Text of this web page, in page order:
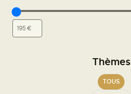
Thèmes
TOUS
NOS STAGES POUR TOUS
NOS PROFESSEURS